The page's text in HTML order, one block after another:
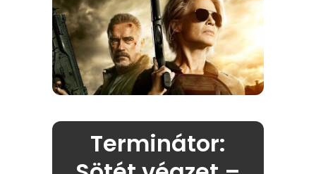
Terminátor: